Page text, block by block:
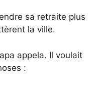
sa retraite plus
la ville.
appela. Il voulait
: